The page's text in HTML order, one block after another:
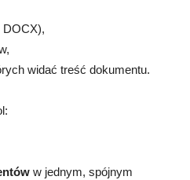
DOCX),
widać treść dokumentu.
w jednym, spójnym